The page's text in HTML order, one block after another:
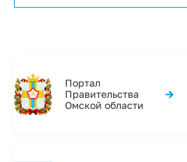
Портал
Правительства
Омской области
→